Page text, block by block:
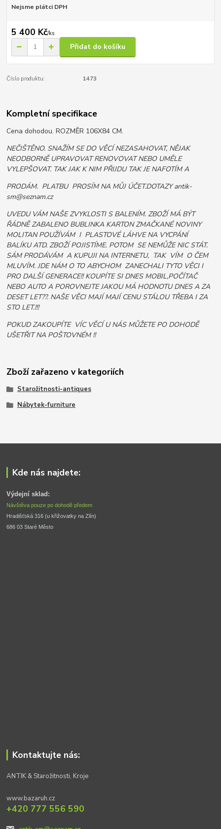
Nejsme plátci DPH
5 400 Kč/ks
Přidat do košíku
Číslo produktu: 1473
Kompletní specifikace
Cena dohodou. ROZMĚR 106X84 CM.
NEČIŠTĚNO. SNAŽÍM SE DO VĚCÍ NEZASAHOVAT, NĚJAK
NEODBORNĚ UPRAVOVAT RENOVOVAT NEBO UMĚLE
VYLEPŠOVAT. TAK JAK K NIM PŘIJDU TAK JE NAFOTÍM A
PRODÁM. PLATBU PROSÍM NA MŮJ ÚČET.DOTAZY antik-
sm@seznam.cz
UVEDU VÁM NAŠE ZVYKLOSTI S BALENÍM. ZBOŽÍ MÁ BÝT
ŘÁDNĚ ZABALENO BUBLINKA KARTON ZMAČKANÉ NOVINY
MOLITAN POUŽÍVÁM I PLASTOVÉ LÁHVE NA VYCPÁNÍ
BALÍKU ATD. ZBOŽÍ POJISTÍME. POTOM SE NEMŮŽE NIC STÁT.
SÁM PRODÁVÁM A KUPUJI NA INTERNETU, TAK VÍM O ČEM
MLUVÍM. JDE NÁM O TO ABYCHOM ZANECHALI TYTO VĚCI I
PRO DALŠÍ GENERACE!! KOUPÍTE SI DNES MOBIL,POČÍTAČ
NEBO AUTO A POROVNEJTE JAKOU MÁ HODNOTU DNES A ZA
DESET LET??. NAŠE VĚCI MAJÍ MAJÍ CENU STÁLOU TŘEBA I ZA
STO LET.!!!
POKUD ZAKOUPÍTE VÍC VĚCÍ U NÁS MŮŽETE PO DOHODĚ
UŠETŘIT NA POŠTOVNÉM !!
Zboží zařazeno v kategoriích
Starožitnosti-antiques
Nábytek-furniture
Kde nás najdete:
Výdejní sklad:
Návštěva pouze po dohodě předem
Hradišťská 316 (u křižovatky na Zlín)
686 03 Staré Město
Kontaktujte nás:
ANTIK & Starožitnosti, Kroje
www.bazaruh.cz
+420 777 556 590